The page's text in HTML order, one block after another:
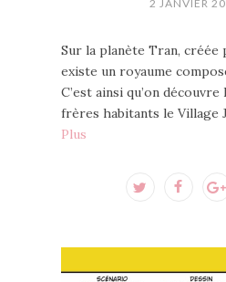
2 JANVIER
Sur la planète Tran, créée
existe un royaume
C’est ainsi qu’on
frères habitants le Village
Plus